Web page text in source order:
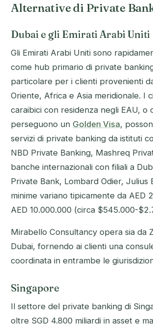
Alternative di Private
Dubai e gli Emirati Arabi Uniti
Gli Emirati Arabi Uniti sono
come hub primario di private
particolare per i clienti provenienti
Oriente, Africa e Asia meridionale. I
caraibici con residenza negli EAU, o
perseguono un Golden Visa,
servizi di private banking da istituti
NBD Private Banking, Mashreq
banche internazionali con filiali a
Private Bank, Lombard Odier, Julius
minime variano tipicamente da AED
AED 10.000.000 (circa $545.000-
Mirabello Consultancy opera sia da
Dubai, fornendo ai clienti una
coordinata in entrambe le
Singapore
Il settore del private banking di
oltre SGD 4.800 miliardi in asset e